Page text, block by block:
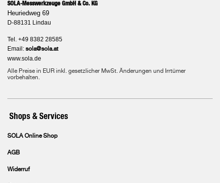
SOLA-Messwerkzeuge GmbH & Co. KG
Heuriedweg 69
D-88131 Lindau
Tel. +49 8382 28585
Email: sola@sola.at
www.sola.de
Alle Preise in EUR inkl. gesetzlicher MwSt. Änderungen und Irrtümer
vorbehalten.
Shops & Services
SOLA Online Shop
AGB
Widerruf